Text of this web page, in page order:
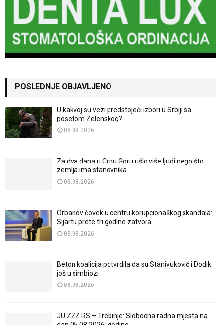
POSLEDNJE OBJAVLJENO
U kakvoj su vezi predstojeći izbori u Srbiji sa
posetom Zelenskog?
08.08.2026
Za dva dana u Crnu Goru ušlo više ljudi nego što
zemlja ima stanovnika
08.08.2026
Orbanov čovek u centru korupcionaškog skandala:
Sijartu prete tri godine zatvora
08.08.2026
Beton koalicija potvrdila da su Stanivuković i Dodik
još u simbiozi
08.08.2026
JU ZZZ RS – Trebinje: Slobodna radna mjesta na